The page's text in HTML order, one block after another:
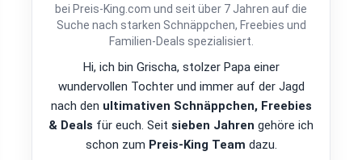
bei Preis-King.com und seit über 7 Jahren auf die
Suche nach starken Schnäppchen, Freebies und
Familien-Deals spezialisiert.
Hi, ich bin Grischa, stolzer Papa einer
wundervollen Tochter und immer auf der Jagd
nach den ultimativen Schnäppchen, Freebies
& Deals für euch. Seit sieben Jahren gehöre ich
schon zum Preis-King Team dazu.